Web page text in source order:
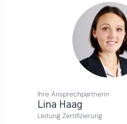
Ihre Ansprechpartnerin
Lina Haag
Leitung Zertifizierung